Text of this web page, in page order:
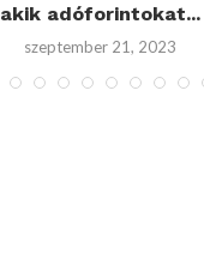
akik adóforintokat...
szeptember 21, 2023